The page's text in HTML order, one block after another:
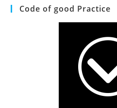
Code of good Practice